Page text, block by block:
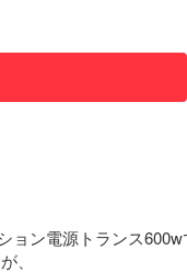
ョン電源トランス
、